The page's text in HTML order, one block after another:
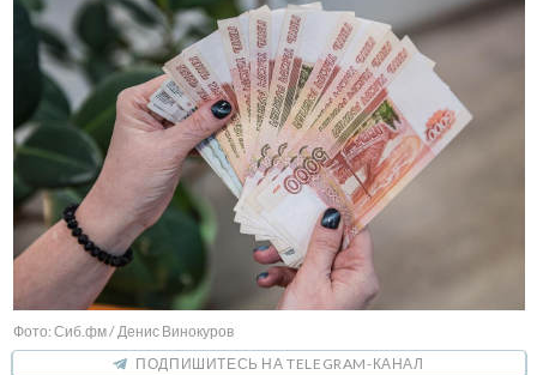
Фото: Сиб.фм / Денис Винокуров
ПОДПИШИТЕСЬ НА TELEGRAM-КАНАЛ